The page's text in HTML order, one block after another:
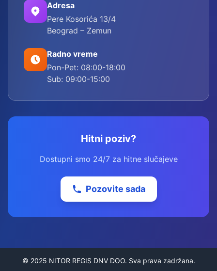
Adresa
Pere Kosorića 13/4
Beograd – Zemun
Radno vreme
Pon-Pet: 08:00-18:00
Sub: 09:00-15:00
Hitni poziv?
Dostupni smo 24/7 za hitne slučajeve
Pozovite sada
© 2025 NITOR REGIS DNV DOO. Sva prava zadržana.